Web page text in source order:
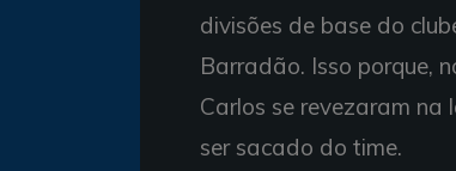
divisões de base do
Barradão. Isso porque,
Carlos se revezaram
ser sacado do time.